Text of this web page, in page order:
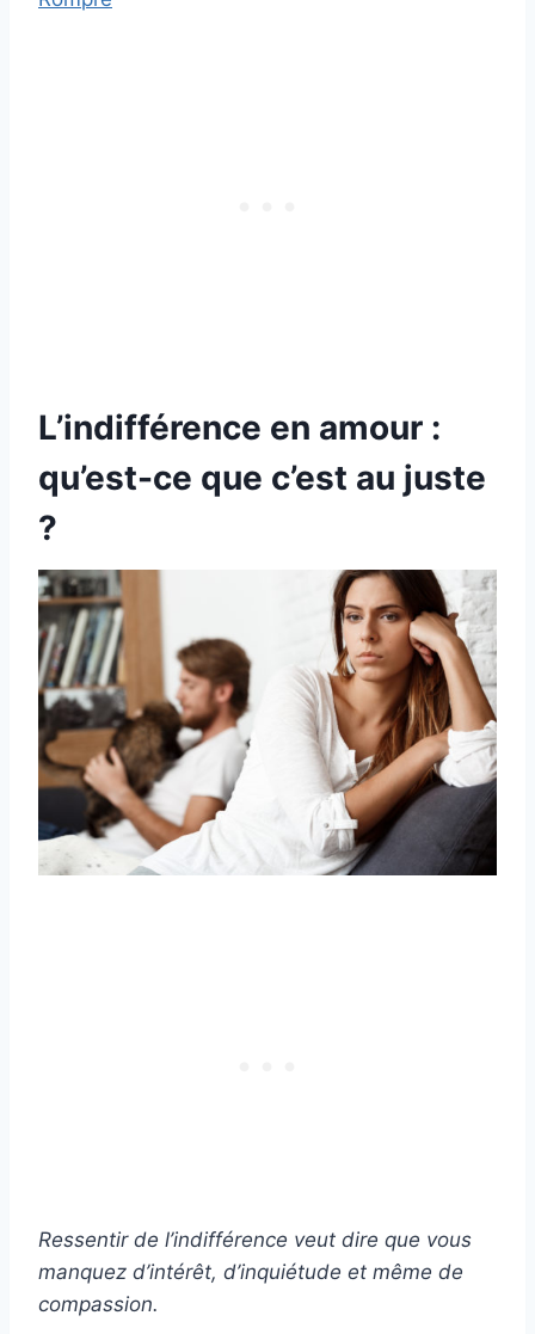
L’indifférence en amour :
qu’est-ce que c’est au juste
?
Ressentir de l’indifférence veut dire que vous
manquez d’intérêt, d’inquiétude et même de
compassion.